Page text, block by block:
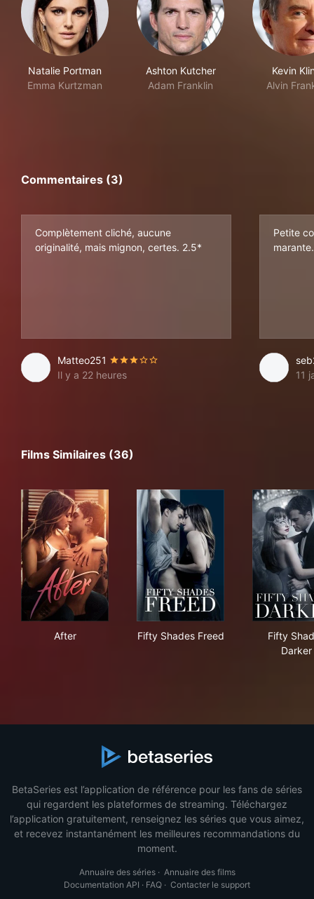
Natalie Portman
Emma Kurtzman
Ashton Kutcher
Adam Franklin
Kevin
Alvin
Commentaires (3)
Complètement cliché, aucune
originalité, mais mignon, certes. 2.5*
Matteo251
Il y a 22 heures
Petite
marante.
11
Films Similaires (36)
After Fifty Shades Freed
Fifty
Darker
BetaSeries est l’application de référence pour les fans de séries
qui regardent les plateformes de streaming. Téléchargez
l’application gratuitement, renseignez les séries que vous aimez,
et recevez instantanément les meilleures recommandations du
moment.
Annuaire des séries· Annuaire des films
Documentation API · FAQ · Contacter le support